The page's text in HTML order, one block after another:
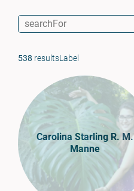
538 resultsLabel
Carolina Starling R. M.
Manne